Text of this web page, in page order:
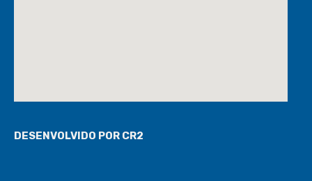
DESENVOLVIDO POR CR2